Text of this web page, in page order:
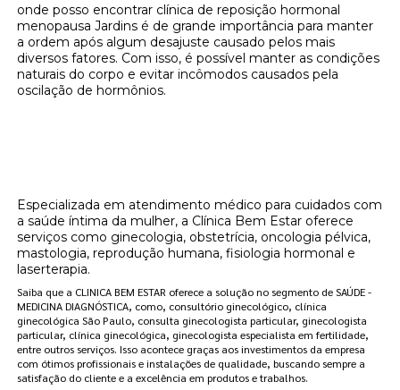
onde posso encontrar clínica de reposição hormonal
menopausa Jardins é de grande importância para manter
a ordem após algum desajuste causado pelos mais
diversos fatores. Com isso, é possível manter as condições
naturais do corpo e evitar incômodos causados pela
oscilação de hormônios.
Especializada em atendimento médico para cuidados com
a saúde íntima da mulher, a Clínica Bem Estar oferece
serviços como ginecologia, obstetrícia, oncologia pélvica,
mastologia, reprodução humana, fisiologia hormonal e
laserterapia.
Saiba que a CLINICA BEM ESTAR oferece a solução no segmento de SAÚDE -
MEDICINA DIAGNÓSTICA, como, consultório ginecológico, clínica
ginecológica São Paulo, consulta ginecologista particular, ginecologista
particular, clínica ginecológica, ginecologista especialista em fertilidade,
entre outros serviços. Isso acontece graças aos investimentos da empresa
com ótimos profissionais e instalações de qualidade, buscando sempre a
satisfação do cliente e a excelência em produtos e trabalhos.